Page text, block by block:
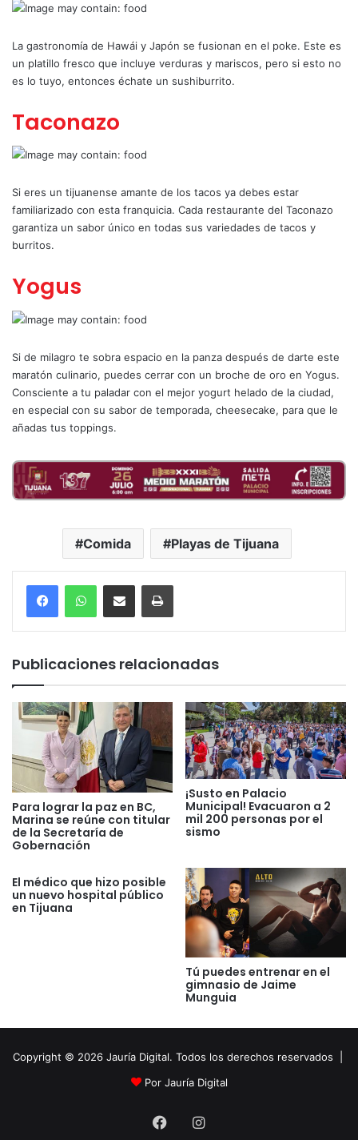
La gastronomía de Hawái y Japón se fusionan en el poke. Este es
un platillo fresco que incluye verduras y mariscos, pero si esto no
es lo tuyo, entonces échate un sushiburrito.
Taconazo
Si eres un tijuanense amante de los tacos ya debes estar
familiarizado con esta franquicia. Cada restaurante del Taconazo
garantiza un sabor único en todas sus variedades de tacos y
burritos.
Yogus
Si de milagro te sobra espacio en la panza después de darte este
maratón culinario, puedes cerrar con un broche de oro en Yogus.
Consciente a tu paladar con el mejor yogurt helado de la ciudad,
en especial con su sabor de temporada, cheesecake, para que le
añadas tus toppings.
Comida Playas de Tijuana
Compartir por correo electrónicoImprimir
Publicaciones relacionadas
Para lograr la paz en BC,
Marina se reúne con titular
de la Secretaría de
Gobernación
¡Susto en Palacio
Municipal! Evacuaron a 2
mil 200 personas por el
sismo
El médico que hizo posible
un nuevo hospital público
en Tijuana
Tú puedes entrenar en el
gimnasio de Jaime
Munguia
Copyright © 2026 Jauría Digital. Todos los derechos reservados |
Por Jauría Digital
FacebookInstagram